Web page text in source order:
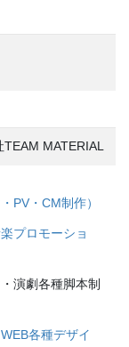
MATERIAL
PV・CM制作）
プロモーショ
演劇各種脚本制
各種デザイ